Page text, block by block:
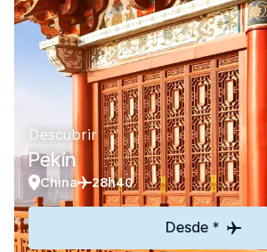
Descubrir
Pekín
China 28h40
Desde *